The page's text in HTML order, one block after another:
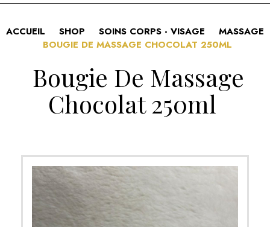
ACCUEIL SHOP SOINS CORPS - VISAGE
MASSAGE
BOUGIE DE MASSAGE CHOCOLAT 250ML
Bougie De Massage
Chocolat 250ml